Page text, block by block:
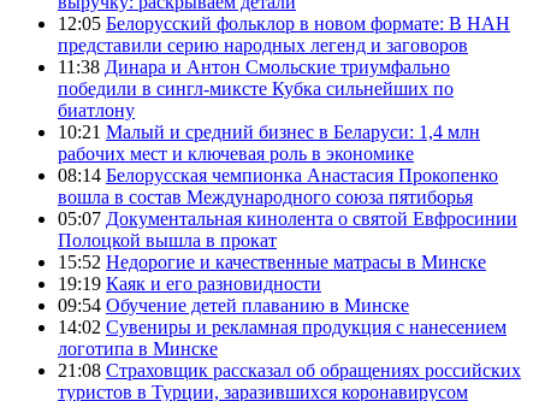
12:05 Белорусский фольклор в новом формате: В НАН
представили серию народных легенд и заговоров
11:38 Динара и Антон Смольские триумфально
победили в сингл-миксте Кубка сильнейших по
биатлону
10:21 Малый и средний бизнес в Беларуси: 1,4 млн
рабочих мест и ключевая роль в экономике
08:14 Белорусская чемпионка Анастасия Прокопенко
вошла в состав Международного союза пятиборья
05:07 Документальная кинолента о святой Евфросинии
Полоцкой вышла в прокат
15:52 Недорогие и качественные матрасы в Минске
19:19 Каяк и его разновидности
09:54 Обучение детей плаванию в Минске
14:02 Сувениры и рекламная продукция с нанесением
логотипа в Минске
21:08 Страховщик рассказал об обращениях российских
туристов в Турции, заразившихся коронавирусом